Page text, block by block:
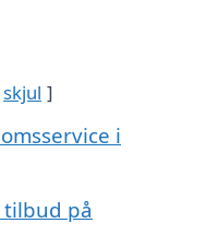
skjul
i
på